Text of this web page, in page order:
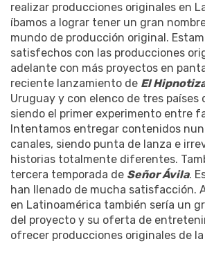
realizar producciones originales en
íbamos a lograr tener un gran
mundo de producción original.
satisfechos con las producciones
adelante con más proyectos en
reciente lanzamiento de El
Uruguay y con elenco de tres países
siendo el primer experimento entre
Intentamos entregar contenidos
canales, siendo punta de lanza e
historias totalmente diferentes.
tercera temporada de Señor Ávila.
han llenado de mucha satisfacción.
en Latinoamérica también sería un
del proyecto y su oferta de
ofrecer producciones originales de